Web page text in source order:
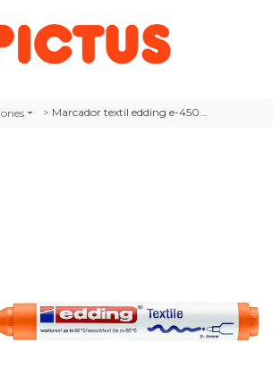
Marcador textil edding e-4500 naranja